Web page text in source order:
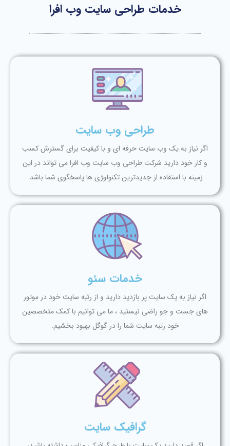
خدمات طراحی سایت وب افرا
طراحی وب سایت
اگر نیاز به یک وب سایت حرفه ای و با کیفیت برای گسترش کسب
و کار خود دارید شرکت طراحی وب سایت وب افرا می تواند در این
زمینه با استفاده از جدیدترین تکنولوژی ها پاسخگوی شما باشد.
خدمات سئو
اگر نیاز به یک سایت پر بازدید دارید و از رتبه سایت خود در موتور
های جست و جو راضی نیستید ، ما می توانیم با کمک متخصصین
خود رتبه سایت شما را در گوگل بهبود بخشیم.
گرافیک سایت